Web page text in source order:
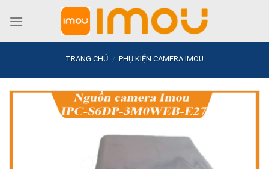
TRANG CHỦ / PHỤ KIỆN CAMERA IMOU